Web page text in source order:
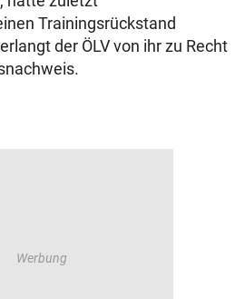
Trainingsrückstand
der ÖLV von ihr zu Recht